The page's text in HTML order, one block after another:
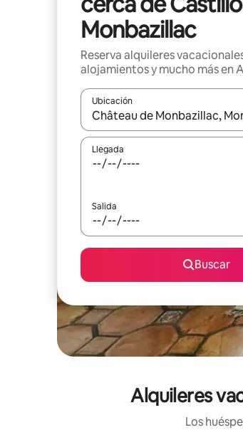
Monbazillac
Reserva alquileres
alojamientos y mucho más en
Ubicación
Cuando los resultados estén
Llegada
Salida
Buscar
Alquileres
Los